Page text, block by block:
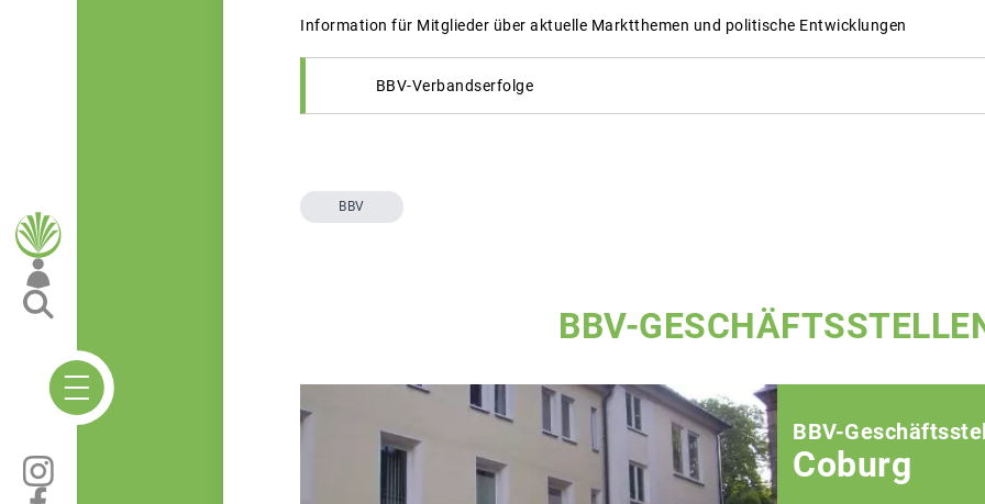
Information für Mitglieder über aktuelle Marktthemen und politische Entwicklungen
BBV-Verbandserfolge
BBV
BBV-
BBV-
Coburg